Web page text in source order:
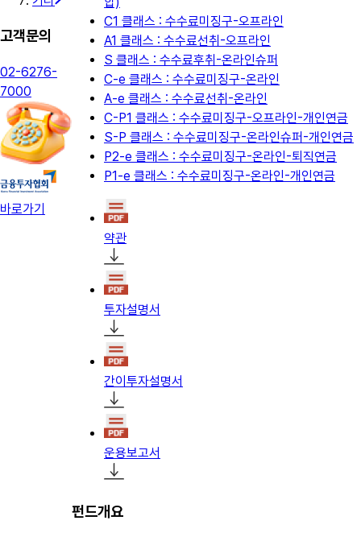
고객문의
02-6276-
7000
바로가기
C1 클래스 : 수수료미징구-오프라인
A1 클래스 : 수수료선취-오프라인
S 클래스 : 수수료후취-온라인슈퍼
C-e 클래스 : 수수료미징구-온라인
A-e 클래스 : 수수료선취-온라인
C-P1 클래스 : 수수료미징구-오프라인-개인연금
S-P 클래스 : 수수료미징구-온라인슈퍼-개인연금
P2-e 클래스 : 수수료미징구-온라인-퇴직연금
P1-e 클래스 : 수수료미징구-온라인-개인연금
약관
투자설명서
간이투자설명서
운용보고서
펀드개요